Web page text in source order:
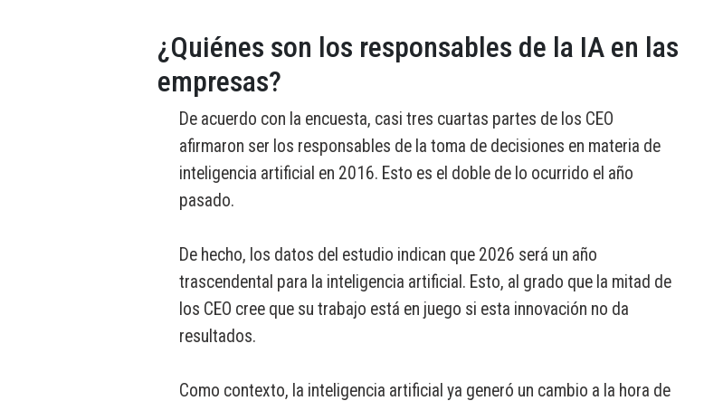
¿Quiénes son los responsables de la IA en las
empresas?
De acuerdo con la encuesta, casi tres cuartas partes de los CEO
afirmaron ser los responsables de la toma de decisiones en materia de
inteligencia artificial en 2016. Esto es el doble de lo ocurrido el año
pasado.
De hecho, los datos del estudio indican que 2026 será un año
trascendental para la inteligencia artificial. Esto, al grado que la mitad de
los CEO cree que su trabajo está en juego si esta innovación no da
resultados.
Como contexto, la inteligencia artificial ya generó un cambio a la hora de